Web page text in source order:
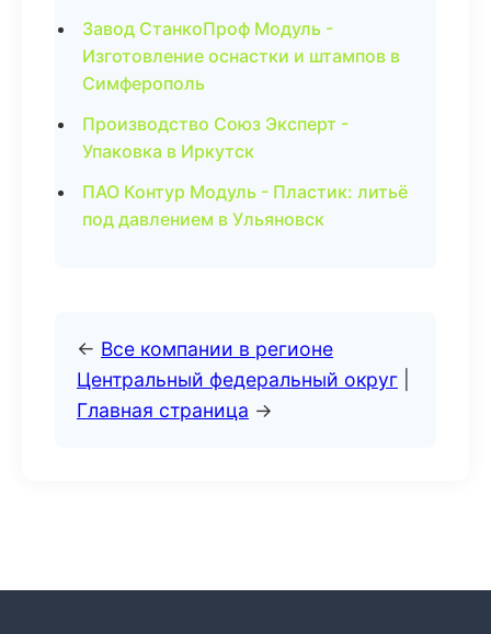
Завод СтанкоПроф Модуль -
Изготовление оснастки и штампов в
Симферополь
Производство Союз Эксперт -
Упаковка в Иркутск
ПАО Контур Модуль - Пластик: литьё
под давлением в Ульяновск
← Все компании в регионе
Центральный федеральный округ
Главная страница →